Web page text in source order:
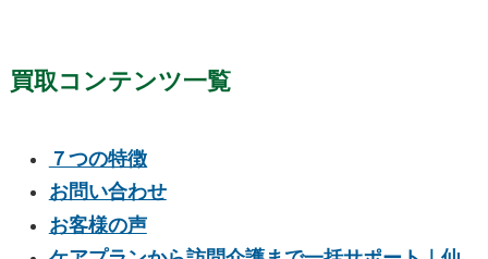
買取コンテンツ一覧
７つの特徴
お問い合わせ
お客様の声